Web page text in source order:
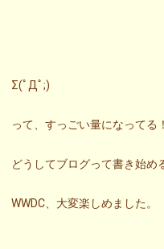
Σ(ﾟДﾟ;)
って、すっごい量になってる！
どうしてブログって書き始め
WWDC、大変楽しめました。